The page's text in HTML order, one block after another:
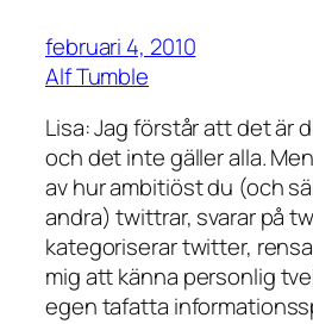
februari 4, 2010
Alf Tumble
Lisa: Jag förstår att det är
och det inte gäller alla.
av hur ambitiöst du (och
andra) twittrar, svarar på
kategoriserar twitter,
mig att känna personlig
egen tafatta